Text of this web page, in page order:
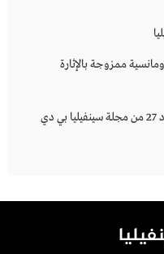
رومانسية ممزوجة بالإثارة
تحميل العدد 27 من مجلة سينفيليا بي دي